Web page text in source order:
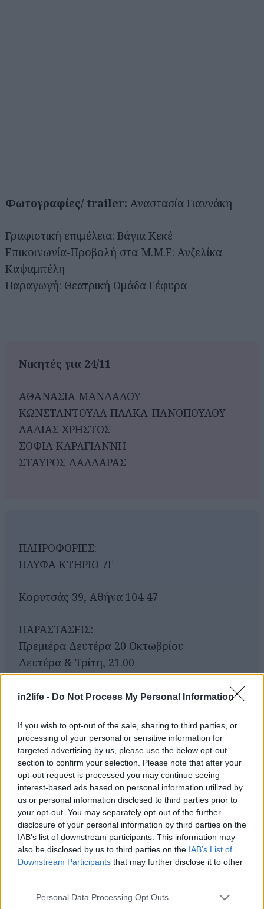
in2life - Do Not Process My Personal Information
If you wish to opt-out of the sale, sharing to third parties, or
processing of your personal or sensitive information for
targeted advertising by us, please use the below opt-out
section to confirm your selection. Please note that after your
opt-out request is processed you may continue seeing
interest-based ads based on personal information utilized by
us or personal information disclosed to third parties prior to
your opt-out. You may separately opt-out of the further
disclosure of your personal information by third parties on the
IAB’s list of downstream participants. This information may
also be disclosed by us to third parties on the IAB’s List of
Downstream Participants that may further disclose it to other
Please note that this website/app uses one or more Google
Personal Data Processing Opt Outs
Φωτογραφίες/ trailer: Αναστασία Γιαννάκη
Γραφιστική επιμέλεια: Βάγια Κεκέ
Επικοινωνία-Προβολή στα Μ.Μ.Ε: Ανζελίκα
Καψαμπέλη
Παραγωγή: Θεατρική Ομάδα Γέφυρα
Νικητές για 24/11
ΑΘΑΝΑΣΙΑ ΜΑΝΔΑΛΟΥ
ΚΩΝΣΤΑΝΤΟΥΛΑ ΠΛΑΚΑ-ΠΑΝΟΠΟΥΛΟΥ
ΛΑΔΙΑΣ ΧΡΗΣΤΟΣ
ΣΟΦΙΑ ΚΑΡΑΓΙΑΝΝΗ
ΣΤΑΥΡΟΣ ΔΑΛΔΑΡΑΣ
ΠΛΗΡΟΦΟΡΙΕΣ:
ΠΛΥΦΑ ΚΤΗΡΙΟ 7Γ
Κορυτσάς 39, Αθήνα 104 47
ΠΑΡΑΣΤΑΣΕΙΣ:
Πρεμιέρα Δευτέρα 20 Οκτωβρίου
Δευτέρα & Τρίτη, 21.00
ΔΙΑΡΚΕΙΑ: 70’
ΤΙΜΕΣ ΕΙΣΙΤΗΡΙΩΝ:
Early bird: 10 ευρώ
15 ευρώ
12 ευρώ (μειωμένο)
ΠΡΟΠΩΛΗΣΗ:ΑΤΥΧΕΣ ΠΗΔΗΜΑ Η' ΠΑΛΑΒΟ
ΠΟΡΝΟ | Εισιτήρια online! | More.com